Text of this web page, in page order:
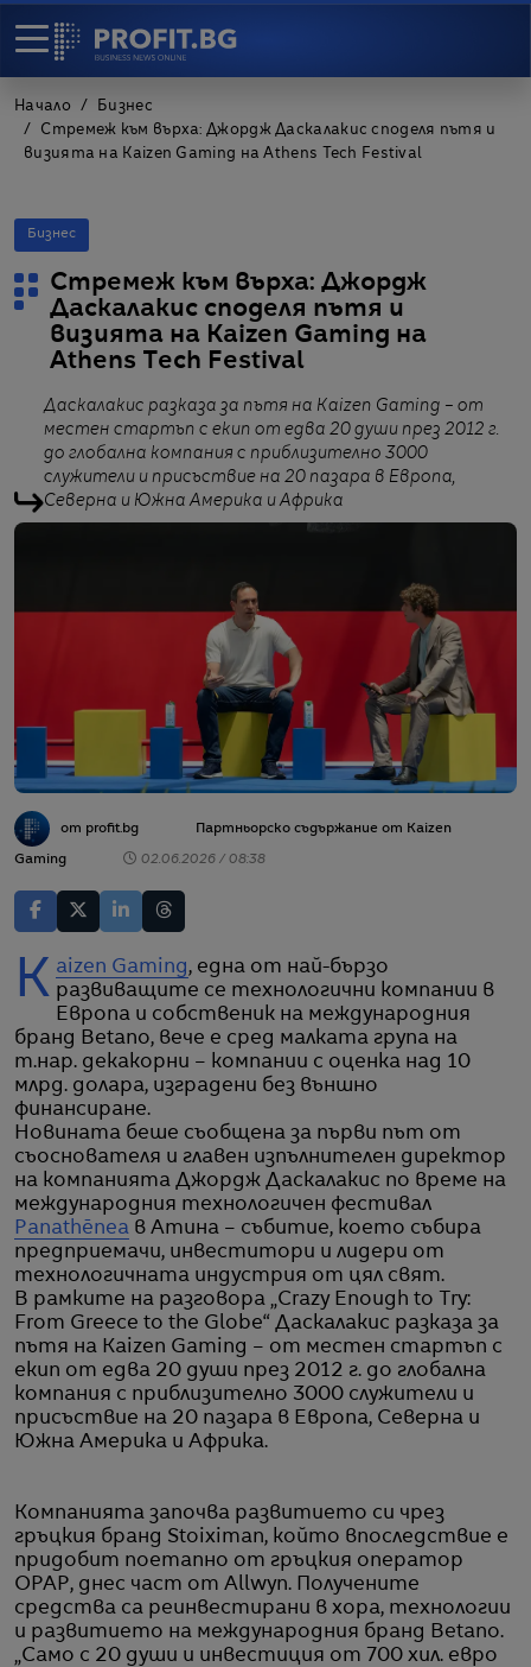
Начало
Бизнес
Стремеж към върха: Джордж Даскалакис споделя пътя и
визията на Kaizen Gaming на Athens Tech Festival
Бизнес
Стремеж към върха: Джордж
Даскалакис споделя пътя и
визията на Kaizen Gaming на
Athens Tech Festival
Даскалакис разказа за пътя на Kaizen Gaming – от
местен стартъп с екип от едва 20 души през 2012 г.
до глобална компания с приблизително 3000
служители и присъствие на 20 пазара в Европа,
Северна и Южна Америка и Африка
от profit.bg Партньорско съдържание от Kaizen
Gaming 02.06.2026 / 08:38
Kaizen Gaming, една от най-бързо
развиващите се технологични компании в
Европа и собственик на международния
бранд Betano, вече е сред малката група на
т.нар. декакорни – компании с оценка над 10
млрд. долара, изградени без външно
финансиране.
Новината беше съобщена за първи път от
съоснователя и главен изпълнителен директор
на компанията Джордж Даскалакис по време на
международния технологичен фестивал
Panathēnea в Атина – събитие, което събира
предприемачи, инвеститори и лидери от
технологичната индустрия от цял свят.
В рамките на разговора „Crazy Enough to Try:
From Greece to the Globe“ Даскалакис разказа за
пътя на Kaizen Gaming – от местен стартъп с
екип от едва 20 души през 2012 г. до глобална
компания с приблизително 3000 служители и
присъствие на 20 пазара в Европа, Северна и
Южна Америка и Африка.
Компанията започва развитието си чрез
гръцкия бранд Stoiximan, който впоследствие е
придобит поетапно от гръцкия оператор
OPAP, днес част от Allwyn. Получените
средства са реинвестирани в хора, технологии
и развитието на международния бранд Betano.
„Само с 20 души и инвестиция от 700 хил. евро